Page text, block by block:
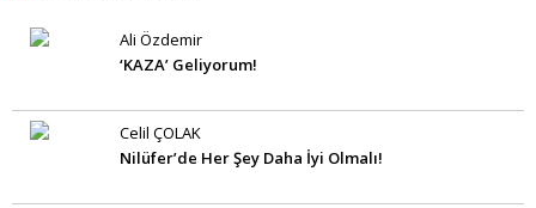
Ali Özdemir
‘KAZA’ Geliyorum!
Celil ÇOLAK
Nilüfer’de Her Şey Daha İyi Olmalı!